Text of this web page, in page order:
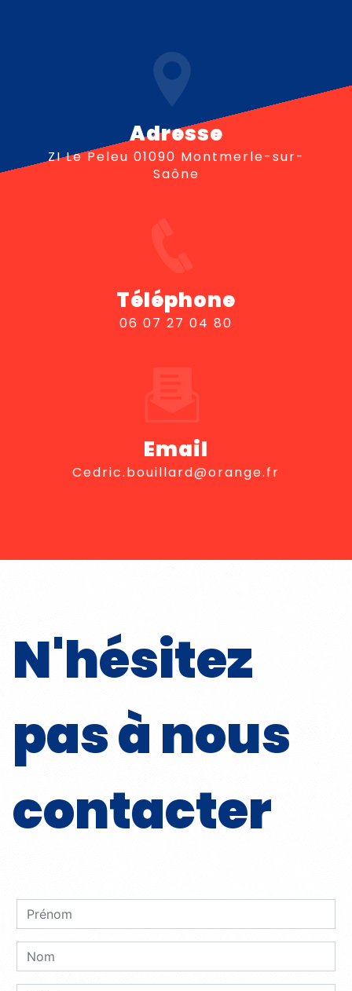
Adresse
ZI Le Peleu 01090 Montmerle-sur-
Saône
Téléphone
06 07 27 04 80
Email
cedric.bouillard@orange.fr
N'hésitez
pas à nous
contacter